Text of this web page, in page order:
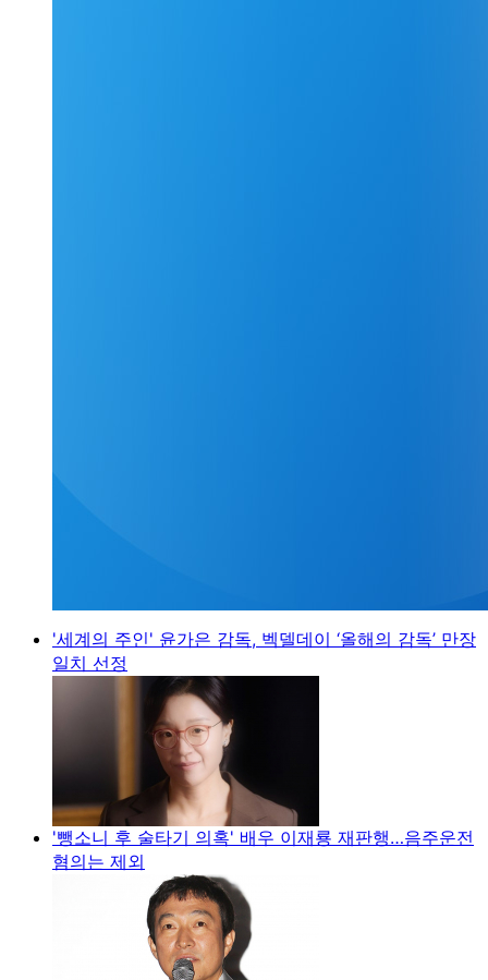
'세계의 주인' 윤가은 감독, 벡델데이 ‘올해의 감독’ 만장
일치 선정
'뺑소니 후 술타기 의혹' 배우 이재룡 재판행…음주운전
혐의는 제외